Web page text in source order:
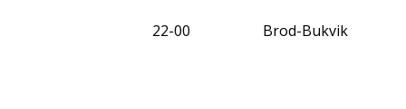
22-00 Brod-Bukvik